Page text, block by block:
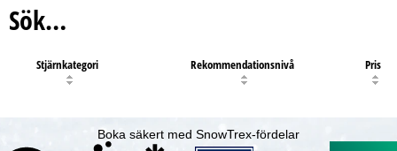
Sök…
Stjärnkategori Rekommendationsnivå Pris
Boka säkert med SnowTrex-fördelar